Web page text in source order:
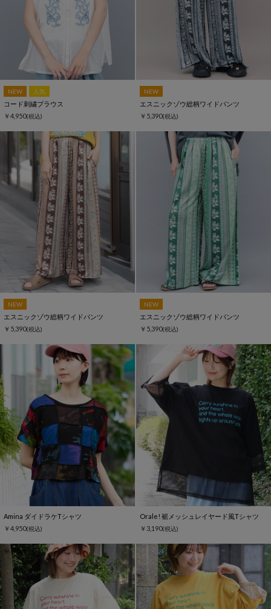
NEW 人気
コード刺繍ブラウス
￥4,950(税込)
NEW
エスニックゾウ総柄ワイドパンツ
￥5,390(税込)
NEW
エスニックゾウ総柄ワイドパンツ
￥5,390(税込)
NEW
エスニックゾウ総柄ワイドパンツ
￥5,390(税込)
Amina ダイドラケTシャツ
￥4,950(税込)
Orale! 裾メッシュレイヤード風Tシャツ
￥3,190(税込)